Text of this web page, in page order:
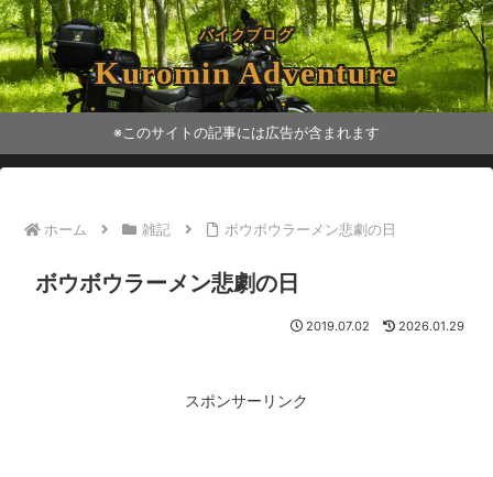
バイクブログ
Kuromin Adventure
※このサイトの記事には広告が含まれます
ホーム 雑記 ボウボウラーメン悲劇の日
ボウボウラーメン悲劇の日
2019.07.02 2026.01.29
スポンサーリンク